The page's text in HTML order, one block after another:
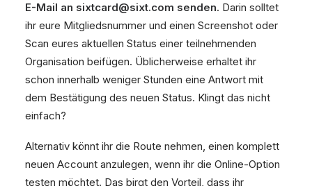
E-Mail an sixtcard@sixt.com senden. Darin solltet
ihr eure Mitgliedsnummer und einen Screenshot oder
Scan eures aktuellen Status einer teilnehmenden
Organisation beifügen. Üblicherweise erhaltet ihr
schon innerhalb weniger Stunden eine Antwort mit
dem Bestätigung des neuen Status. Klingt das nicht
einfach?
Alternativ könnt ihr die Route nehmen, einen komplett
neuen Account anzulegen, wenn ihr die Online-Option
testen möchtet. Das birgt den Vorteil, dass ihr